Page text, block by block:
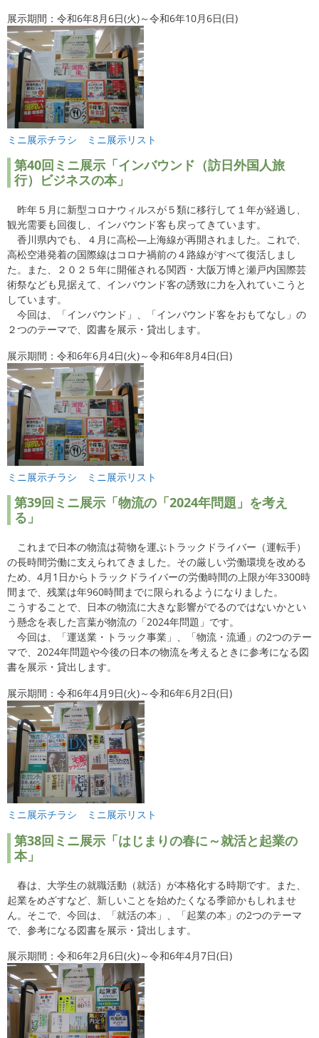
展示期間：令和6年8月6日(火)～令和6年10月6日(日)
ミニ展示チラシ ミニ展示リスト
第40回ミニ展示「インバウンド（訪日外国人旅
行）ビジネスの本」
昨年５月に新型コロナウィルスが５類に移行して１年が経過し、
観光需要も回復し、インバウンド客も戻ってきています。
香川県内でも、４月に高松―上海線が再開されました。これで、
高松空港発着の国際線はコロナ禍前の４路線がすべて復活しまし
た。また、２０２５年に開催される関西・大阪万博と瀬戸内国際芸
術祭なども見据えて、インバウンド客の誘致に力を入れていこうと
しています。
今回は、「インバウンド」、「インバウンド客をおもてなし」の
２つのテーマで、図書を展示・貸出します。
展示期間：令和6年6月4日(火)～令和6年8月4日(日)
ミニ展示チラシ ミニ展示リスト
第39回ミニ展示「物流の「2024年問題」を考え
る」
これまで日本の物流は荷物を運ぶトラックドライバー（運転手）
の長時間労働に支えられてきました。その厳しい労働環境を改める
ため、4月1日からトラックドライバーの労働時間の上限が年3300時
間まで、残業は年960時間までに限られるようになりました。
こうすることで、日本の物流に大きな影響がでるのではないかとい
う懸念を表した言葉が物流の「2024年問題」です。
今回は、「運送業・トラック事業」、「物流・流通」の2つのテー
マで、2024年問題や今後の日本の物流を考えるときに参考になる図
書を展示・貸出します。
展示期間：令和6年4月9日(火)～令和6年6月2日(日)
ミニ展示チラシ ミニ展示リスト
第38回ミニ展示「はじまりの春に～就活と起業の
本」
春は、大学生の就職活動（就活）が本格化する時期です。また、
起業をめざすなど、新しいことを始めたくなる季節かもしれませ
ん。そこで、今回は、「就活の本」、「起業の本」の2つのテーマ
で、参考になる図書を展示・貸出します。
展示期間：令和6年2月6日(火)～令和6年4月7日(日)